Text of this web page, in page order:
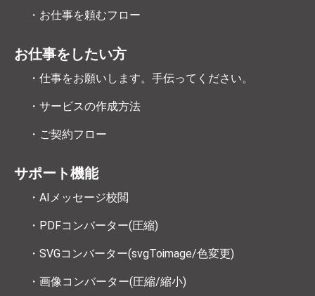
・お仕事を頼むフロー
お仕事をしたい方
・仕事をお願いします。手伝ってください。
・サービスの作成方法
・ご契約フロー
サポート機能
・AIメッセージ校閲
・PDFコンバーター(圧縮)
・SVGコンバーター(svgToimage/色変更)
・画像コンバーター(圧縮/縮小)